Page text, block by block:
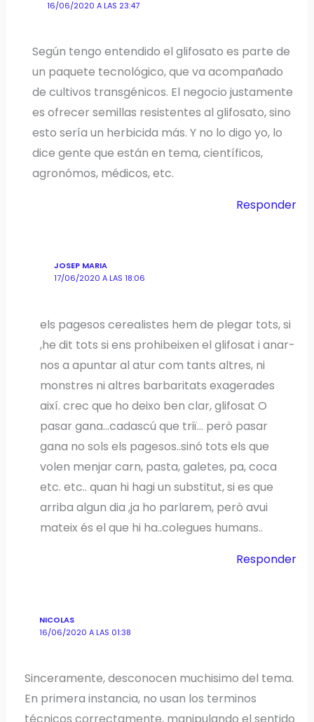
16/06/2020 A LAS 23:47
Según tengo entendido el glifosato es parte de
un paquete tecnológico, que va acompañado
de cultivos transgénicos. El negocio justamente
es ofrecer semillas resistentes al glifosato, sino
esto sería un herbicida más. Y no lo digo yo, lo
dice gente que están en tema, científicos,
agronómos, médicos, etc.
Responder
JOSEP MARIA
17/06/2020 A LAS 18:06
els pagesos cerealistes hem de plegar tots, si
,he dit tots si ens prohibeixen el glifosat i anar-
nos a apuntar al atur com tants altres, ni
monstres ni altres barbaritats exagerades
així. crec que ho deixo ben clar, glifosat O
pasar gana…cadascú que triï… però pasar
gana no sols els pagesos..sinó tots els que
volen menjar carn, pasta, galetes, pa, coca
etc. etc.. quan hi hagi un substitut, si es que
arriba algun dia ,ja ho parlarem, però avui
mateix és el que hi ha..colegues humans..
Responder
NICOLAS
16/06/2020 A LAS 01:38
Sinceramente, desconocen muchisimo del tema.
En primera instancia, no usan los terminos